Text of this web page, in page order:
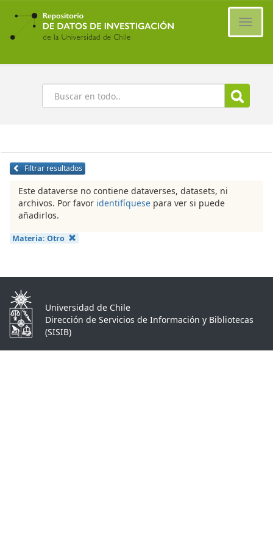
Ir
contenido
principal
Buscar
Filtrar resultados
Este dataverse no contiene dataverses, datasets, ni
archivos. Por favor identifíquese para ver si puede
añadirlos.
Materia: Otro
Universidad de Chile
Dirección de Servicios de Información y Bibliotecas
(SISIB)